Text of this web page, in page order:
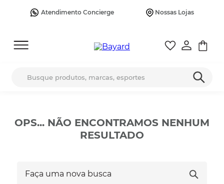
Atendimento Concierge Nossas Lojas
OPS... NÃO ENCONTRAMOS NENHUM
RESULTADO